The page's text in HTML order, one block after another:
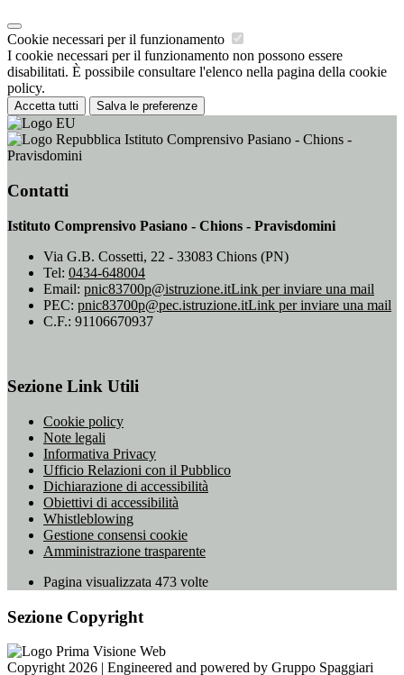
Cookie necessari per il funzionamento
I cookie necessari per il funzionamento non possono essere
disabilitati. È possibile consultare l'elenco nella pagina della cookie
policy.
Accetta tutti Salva le preferenze
Istituto Comprensivo Pasiano - Chions -
Pravisdomini
Contatti
Istituto Comprensivo Pasiano - Chions - Pravisdomini
Via G.B. Cossetti, 22 - 33083 Chions (PN)
Tel: 0434-648004
Email: pnic83700p@istruzione.itLink per inviare una mail
PEC: pnic83700p@pec.istruzione.itLink per inviare una mail
C.F.: 91106670937
Sezione Link Utili
Cookie policy
Note legali
Informativa Privacy
Ufficio Relazioni con il Pubblico
Dichiarazione di accessibilità
Obiettivi di accessibilità
Whistleblowing
Gestione consensi cookie
Amministrazione trasparente
Pagina visualizzata 473 volte
Sezione Copyright
Copyright 2026 | Engineered and powered by Gruppo Spaggiari